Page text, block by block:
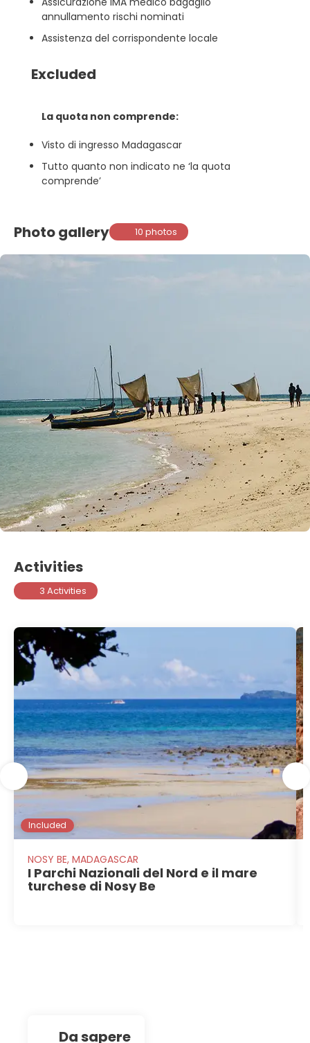
annullamento rischi nominati
Assistenza del corrispondente locale
Excluded
La quota non comprende:
Visto di ingresso Madagascar
Tutto quanto non indicato ne ‘la quota
comprende’
Photo gallery 10 photos
Activities
3 Activities
Included
NOSY BE, MADAGASCAR
I Parchi Nazionali del Nord e il mare
turchese di Nosy Be
da sapere